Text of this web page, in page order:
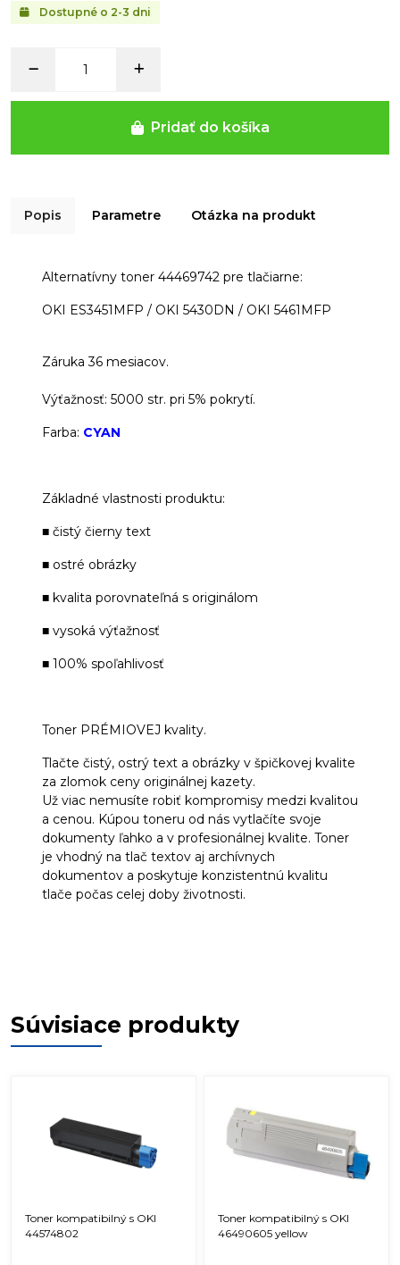
Dostupné o 2-3 dni
Pridať do košíka
Popis Parametre Otázka na produkt
Alternatívny toner 44469742 pre tlačiarne:
OKI ES3451MFP / OKI 5430DN / OKI 5461MFP
Záruka 36 mesiacov.
Výťažnosť: 5000 str. pri 5% pokrytí.
Farba: CYAN
Základné vlastnosti produktu:
■ čistý čierny text
■ ostré obrázky
■ kvalita porovnateľná s originálom
■ vysoká výťažnosť
■ 100% spoľahlivosť
Toner PRÉMIOVEJ kvality.
Tlačte čistý, ostrý text a obrázky v špičkovej kvalite
za zlomok ceny originálnej kazety.
Už viac nemusíte robiť kompromisy medzi kvalitou
a cenou. Kúpou toneru od nás vytlačíte svoje
dokumenty ľahko a v profesionálnej kvalite. Toner
je vhodný na tlač textov aj archívnych
dokumentov a poskytuje konzistentnú kvalitu
tlače počas celej doby životnosti.
Súvisiace produkty
Toner kompatibilný s OKI
44574802
Toner kompatibilný s OKI
46490605 yellow